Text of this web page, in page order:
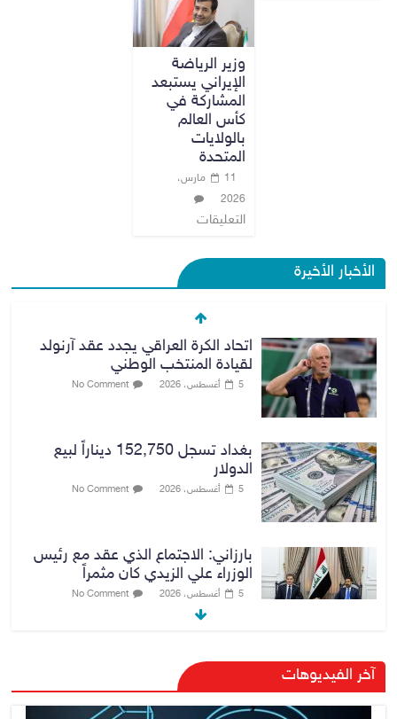
وزير الرياضة
الإيراني يستبعد
المشاركة في
كأس العالم
بالولايات
المتحدة
11 مارس،
2026
التعليقات
الأخبار الأخيرة
اتحاد الكرة العراقي يجدد عقد آرنولد
لقيادة المنتخب الوطني
5 أغسطس، 2026 No Comment
بغداد تسجل 152,750 ديناراً لبيع
الدولار
5 أغسطس، 2026 No Comment
بارزاني: الاجتماع الذي عقد مع رئيس
الوزراء علي الزيدي كان مثمراً
5 أغسطس، 2026 No Comment
وزير الخارجية يبحث مع نظيره
السعودي ترتيبات زيارة مرتقبة لوفد
أمني عراقي إلى السعودية
آخر الفيديوهات